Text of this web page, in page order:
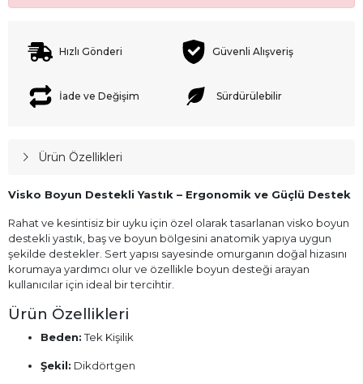
Hızlı Gönderi Güvenli Alışveriş
İade ve Değişim Sürdürülebilir
Ürün Özellikleri
Visko Boyun Destekli Yastık – Ergonomik ve Güçlü Destek
Rahat ve kesintisiz bir uyku için özel olarak tasarlanan visko boyun
destekli yastık, baş ve boyun bölgesini anatomik yapıya uygun
şekilde destekler. Sert yapısı sayesinde omurganın doğal hizasını
korumaya yardımcı olur ve özellikle boyun desteği arayan
kullanıcılar için ideal bir tercihtir.
Ürün Özellikleri
Beden:Tek Kişilik
Şekil: Dikdörtgen